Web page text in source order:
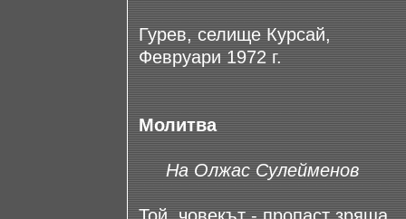
Гурев, селище Курсай,
Февруари 1972 г.
Молитва
На Олжас Сулейменов